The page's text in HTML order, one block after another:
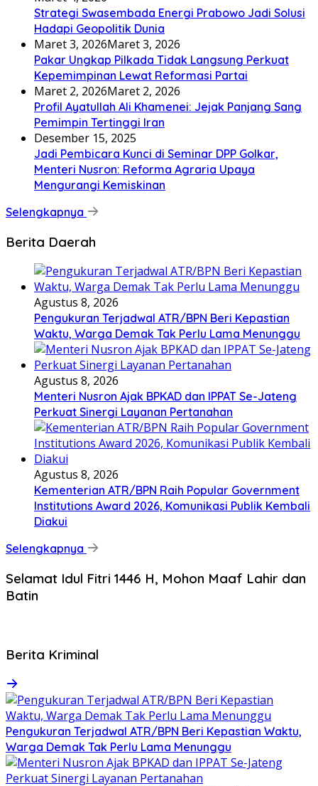
Strategi Swasembada Energi Prabowo Jadi Solusi
Hadapi Geopolitik Dunia
Maret 3, 2026Maret 3, 2026
Pakar Ungkap Pilkada Tidak Langsung Perkuat
Kepemimpinan Lewat Reformasi Partai
Maret 2, 2026Maret 2, 2026
Profil Ayatullah Ali Khamenei: Jejak Panjang Sang
Pemimpin Tertinggi Iran
Desember 15, 2025
Jadi Pembicara Kunci di Seminar DPP Golkar,
Menteri Nusron: Reforma Agraria Upaya
Mengurangi Kemiskinan
Selengkapnya
Berita Daerah
Agustus 8, 2026
Pengukuran Terjadwal ATR/BPN Beri Kepastian
Waktu, Warga Demak Tak Perlu Lama Menunggu
Agustus 8, 2026
Menteri Nusron Ajak BPKAD dan IPPAT Se-Jateng
Perkuat Sinergi Layanan Pertanahan
Agustus 8, 2026
Kementerian ATR/BPN Raih Popular Government
Institutions Award 2026, Komunikasi Publik Kembali
Diakui
Selengkapnya
Selamat Idul Fitri 1446 H, Mohon Maaf Lahir dan
Batin
Berita Kriminal
Pengukuran Terjadwal ATR/BPN Beri Kepastian Waktu,
Warga Demak Tak Perlu Lama Menunggu